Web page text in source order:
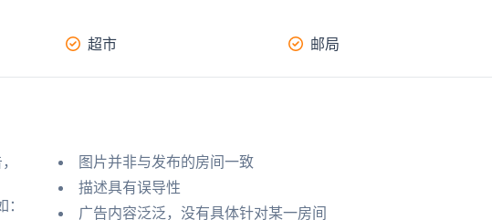
超市 邮局
图片并非与发布的房间一致
描述具有误导性
广告内容泛泛，没有具体针对某一房间